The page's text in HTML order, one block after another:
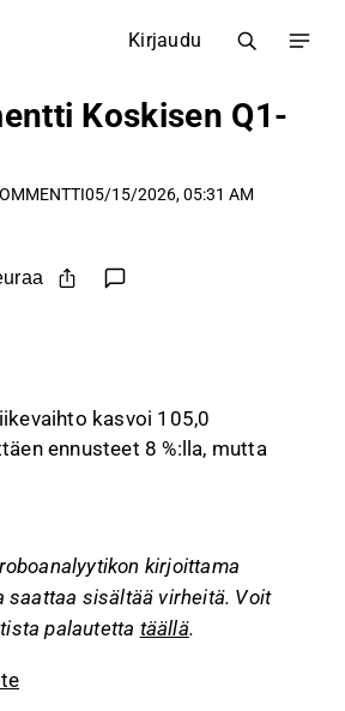
Kirjaudu
Koskisen Q1-
05/15/2026, 05:31 AM
kasvoi 105,0
ennusteet 8 %:lla, mutta
odotuksista, oikaistu
ongelmien ja korkeiden
vuoksi, ja
pysyi heikkona.
käyttökate laski 4,0
koivuvanerin kysyntä säilyi
kirjoittama
saattaa sisältää virheitä. Voit
palautetta täällä.